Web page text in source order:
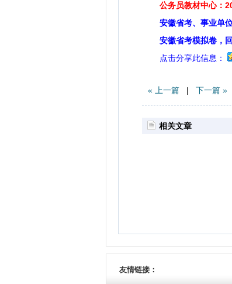
公务员教材中心：
安徽省考、事业单
安徽省考模拟卷，
点击分享此信息：
« 上一篇 | 下一篇 »
相关文章
友情链接：